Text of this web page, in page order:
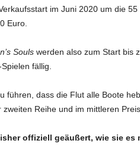
im Juni 2020 um die
Euro.
Soulswerden also zum Start bis
fällig.
führen, dass die Flut alle Boote
Reihe und im mittleren
offiziell geäußert, wie sie es